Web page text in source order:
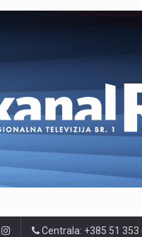
Centrala: +385 51 353